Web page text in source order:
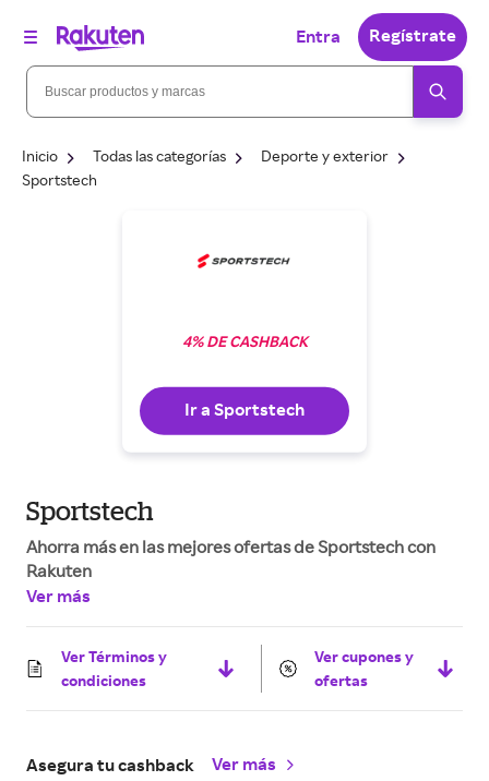
Entra Regístrate
Inicio Todas las categorías
Deporte y exterior
Sportstech
4% DE CASHBACK
Ir a Sportstech
Sportstech
Ahorra más en las mejores ofertas de Sportstech con
Rakuten
Ver más
Ver Términos y
condiciones
Ver cupones y
ofertas
Asegura tu cashback Ver más